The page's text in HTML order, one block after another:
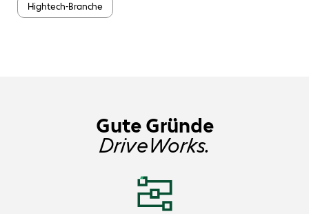
Hightech-Branche
Gute Gründe
DriveWorks.